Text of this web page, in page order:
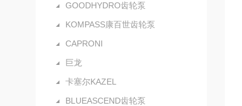
GOODHYDRO齿轮泵
KOMPASS康百世齿轮泵
CAPRONI
巨龙
卡塞尔KAZEL
BLUEASCEND齿轮泵